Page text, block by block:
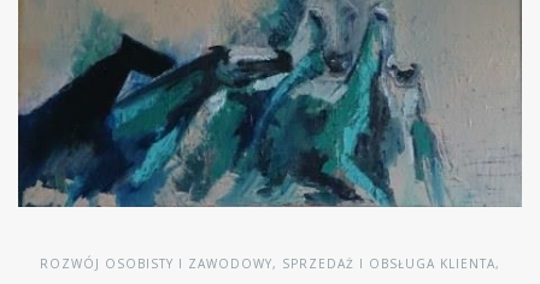
ROZWÓJ OSOBISTY I ZAWODOWY, SPRZEDAŻ I OBSŁUGA KLIENTA,